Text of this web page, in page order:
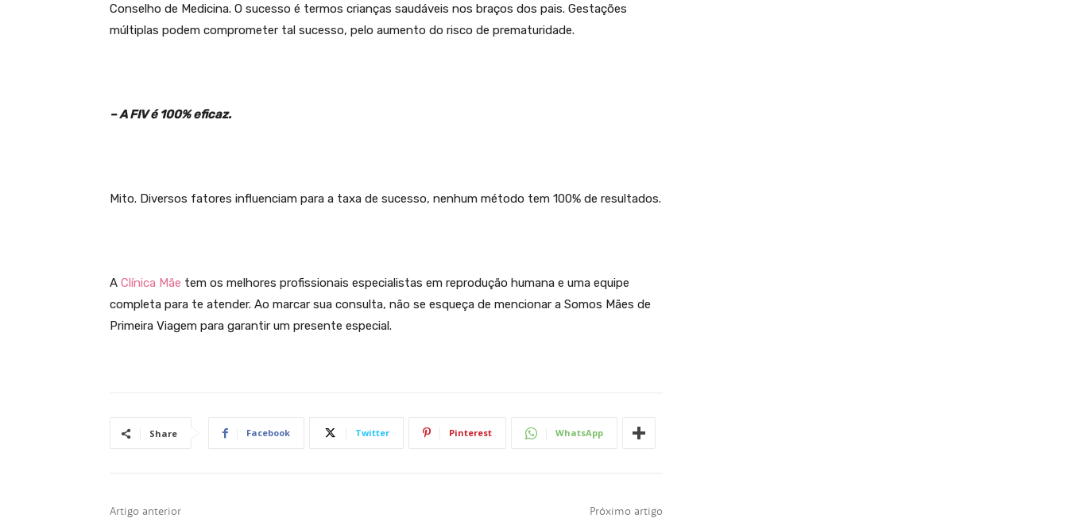
Conselho de Medicina. O sucesso é termos crianças saudáveis nos braços dos pais. Gestações
múltiplas podem comprometer tal sucesso, pelo aumento do risco de prematuridade.
– A FIV é 100% eficaz.
Mito. Diversos fatores influenciam para a taxa de sucesso, nenhum método tem 100% de resultados.
A Clínica Mãe tem os melhores profissionais especialistas em reprodução humana e uma equipe
completa para te atender. Ao marcar sua consulta, não se esqueça de mencionar a Somos Mães de
Primeira Viagem para garantir um presente especial.
Share Facebook Twitter Pinterest WhatsApp
Artigo anterior Próximo artigo